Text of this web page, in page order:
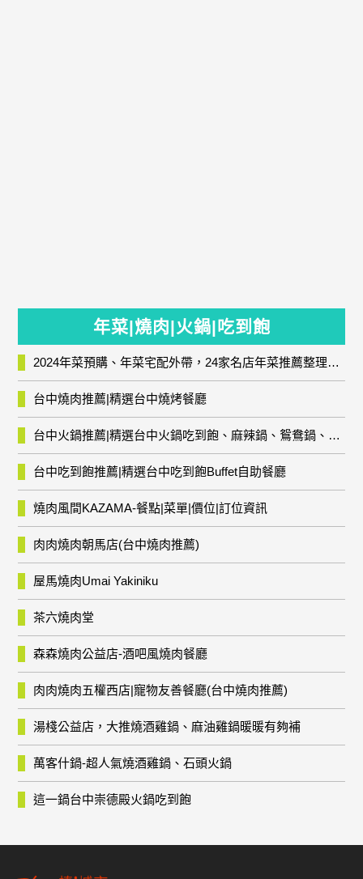
年菜|燒肉|火鍋|吃到飽
2024年菜預購、年菜宅配外帶，24家名店年菜推薦整理，圍爐輕鬆上菜團圓趣
台中燒肉推薦|精選台中燒烤餐廳
台中火鍋推薦|精選台中火鍋吃到飽、麻辣鍋、鴛鴦鍋、石頭火鍋、酸菜白肉鍋、海鮮鍋、燒酒雞、麻油雞、壽喜燒等熱門人氣火鍋店!
台中吃到飽推薦|精選台中吃到飽Buffet自助餐廳
燒肉風間KAZAMA-餐點|菜單|價位|訂位資訊
肉肉燒肉朝馬店(台中燒肉推薦)
屋馬燒肉Umai Yakiniku
茶六燒肉堂
森森燒肉公益店-酒吧風燒肉餐廳
肉肉燒肉五權西店|寵物友善餐廳(台中燒肉推薦)
湯棧公益店，大推燒酒雞鍋、麻油雞鍋暖暖有夠補
萬客什鍋-超人氣燒酒雞鍋、石頭火鍋
這一鍋台中崇德殿火鍋吃到飽